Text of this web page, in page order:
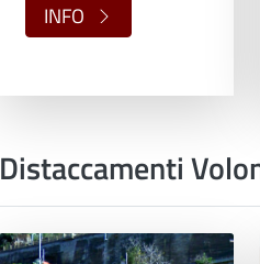
INFO
Distaccamenti